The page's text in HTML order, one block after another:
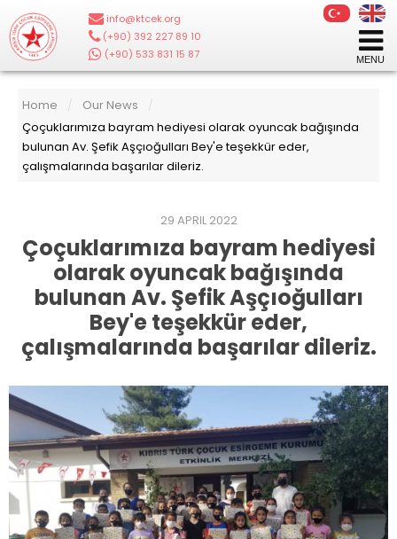
info@ktcek.org
(+90) 392 227 89 10
(+90) 533 831 15 87
Home / Our News /
Çoçuklarımıza bayram hediyesi olarak oyuncak bağışında
bulunan Av. Şefik Aşçıoğulları Bey'e teşekkür eder,
çalışmalarında başarılar dileriz.
29 APRIL 2022
Çoçuklarımıza bayram hediyesi
olarak oyuncak bağışında
bulunan Av. Şefik Aşçıoğulları
Bey'e teşekkür eder,
çalışmalarında başarılar dileriz.